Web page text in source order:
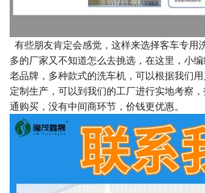
有些朋友肯定会感觉，这样来选择客车专用
多的厂家又不知道怎么去挑选，在这里，小
老品牌，多种款式的洗车机，可以根据我们
定制生产，可以到我们的工厂进行实地考察
通购买，没有中间商环节，价钱更优惠。